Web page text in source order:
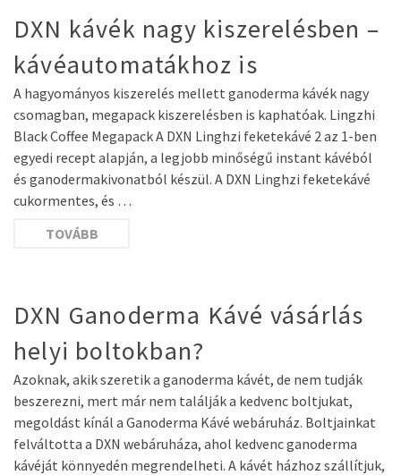
DXN kávék nagy kiszerelésben –
kávéautomatákhoz is
A hagyományos kiszerelés mellett ganoderma kávék nagy
csomagban, megapack kiszerelésben is kaphatóak. Lingzhi
Black Coffee Megapack A DXN Linghzi feketekávé 2 az 1-ben
egyedi recept alapján, a legjobb minőségű instant kávéból
és ganodermakivonatból készül. A DXN Linghzi feketekávé
cukormentes, és …
TOVÁBB
DXN Ganoderma Kávé vásárlás
helyi boltokban?
Azoknak, akik szeretik a ganoderma kávét, de nem tudják
beszerezni, mert már nem találják a kedvenc boltjukat,
megoldást kínál a Ganoderma Kávé webáruház. Boltjainkat
felváltotta a DXN webáruháza, ahol kedvenc ganoderma
kávéját könnyedén megrendelheti. A kávét házhoz szállítjuk,